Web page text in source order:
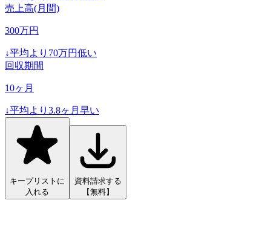
売上高(月間)
300万円
↓平均より 70万円低い
回収期間
10ヶ月
↓平均より 3.8ヶ月早い
キープリストに
入れる
資料請求する
【無料】